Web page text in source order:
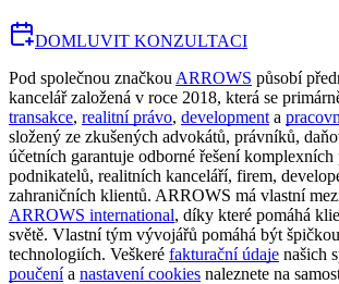
DOMLUVIT KONZULTACI
Pod společnou značkou ARROWS působí
kancelář založená v roce 2018, která se
transakce, realitní právo, development a
složený ze zkušených advokátů, právníků,
účetních garantuje odborné řešení komplexních
podnikatelů, realitních kanceláří, firem,
zahraničních klientů. ARROWS má vlastní
ARROWS international, díky které pomáhá
světě. Vlastní tým vývojářů pomáhá být
technologiích. Veškeré fakturační údaje našich
poučenía nastavení cookies naleznete na